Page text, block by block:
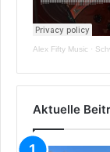
Alex Fifty Music ·
Aktuelle